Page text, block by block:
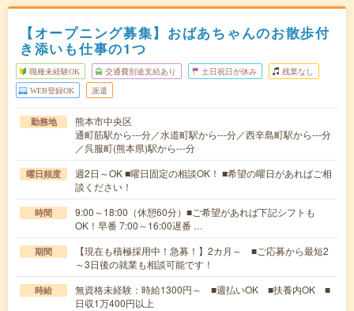
【オープニング募集】おばあちゃんのお散歩付
き添いも仕事の1つ
職種未経験OK 交通費別途支給あり 土日祝日が休み 残業なし
WEB登録OK 派遣
勤務地
熊本市中央区
通町筋駅から---分／水道町駅から---分／西辛島町駅から---分
／呉服町(熊本県)駅から---分
曜日頻度
週2日～OK ■曜日固定の相談OK！ ■希望の曜日があればご相
談ください！
時間
9:00～18:00（休憩60分）■ご希望があれば下記シフトも
OK！早番 7:00～16:00遅番 …
期間
【現在も積極採用中！急募！】2カ月～ ■ご応募から最短2
～3日後の就業も相談可能です！
時給
無資格未経験：時給1300円～ ■週払いOK ■扶養内OK ■
日収1万400円以上